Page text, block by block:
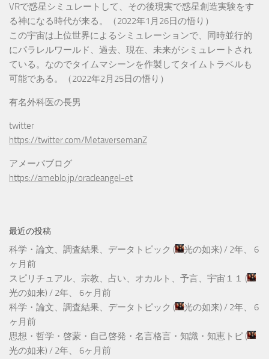
VRで惑星シミュレートして、その後現実で惑星創造実験をす
る神になる時代が来る。（2022年1月26日の悟り）
この宇宙は上位世界によるシミュレーションで、同時並行的
にパラレルワールド、過去、現在、未来がシミュレートされ
ている。なのでタイムマシーンを作製してタイムトラベルも
可能である。（2022年2月25日の悟り）
有名外科医の長男
twitter
https://twitter.com/MetaversemanZ
アメーバブログ
https://ameblo.jp/oracleangel-et
最近の投稿
科学・論文、調査結果、データトピック ( 光の如来) / 2年、 6
ヶ月前
スピリチュアル、宗教、占い、オカルト、予言、宇宙１１ (
光の如来) / 2年、 6ヶ月前
科学・論文、調査結果、データトピック ( 光の如来) / 2年、 6
ヶ月前
思想・哲学・啓蒙・自己啓発・名言格言・知識・知恵トピ (
光の如来) / 2年、 6ヶ月前